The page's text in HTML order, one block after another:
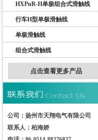
HXPnR-H单极组合式滑触线
行车H型单极滑触线
单极滑触线
组合式滑触线
点击查看更多产品
公司：扬州市天翔电气有限公司
联系人：柏海娇